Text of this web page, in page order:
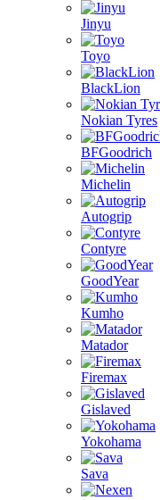
Jinyu
Toyo
BlackLion
Nokian Tyres
BFGoodrich
Michelin
Autogrip
Contyre
GoodYear
Kumho
Matador
Firemax
Gislaved
Yokohama
Sava